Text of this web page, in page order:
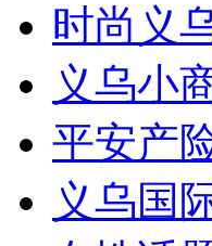
时尚义
义乌小
平安产
义乌国